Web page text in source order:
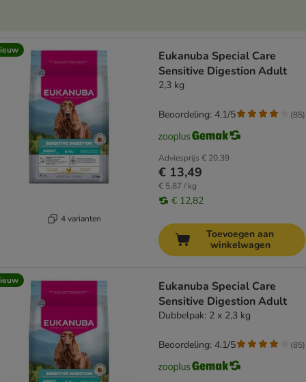
4 varianten
Eukanuba Special Care
Sensitive Digestion Adult
2,3 kg
Adviesprijs € 20,39
€ 13,49
€ 5,87 / kg
€ 12,82
Beoordeling: 4.1/5 (85)
Toevoegen aan
winkelwagen
Eukanuba Special Care
Sensitive Digestion Adult
Dubbelpak: 2 x 2,3 kg
Beoordeling: 4.1/5 (85)